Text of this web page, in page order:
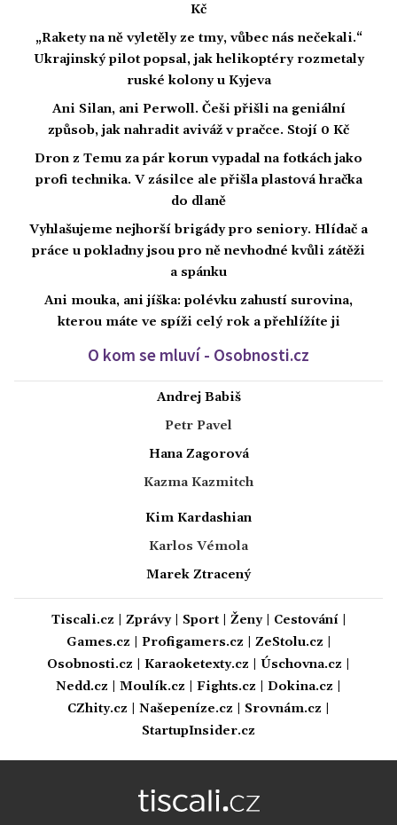
Kč
„Rakety na ně vyletěly ze tmy, vůbec nás nečekali.“
Ukrajinský pilot popsal, jak helikoptéry rozmetaly
ruské kolony u Kyjeva
Ani Silan, ani Perwoll. Češi přišli na geniální
způsob, jak nahradit aviváž v pračce. Stojí 0 Kč
Dron z Temu za pár korun vypadal na fotkách jako
profi technika. V zásilce ale přišla plastová hračka
do dlaně
Vyhlašujeme nejhorší brigády pro seniory. Hlídač a
práce u pokladny jsou pro ně nevhodné kvůli zátěži
a spánku
Ani mouka, ani jíška: polévku zahustí surovina,
kterou máte ve spíži celý rok a přehlížíte ji
O kom se mluví - Osobnosti.cz
Andrej Babiš
Petr Pavel
Hana Zagorová
Kazma Kazmitch
Kim Kardashian
Karlos Vémola
Marek Ztracený
Tiscali.cz Zprávy| Sport| Ženy| Cestování|
Games.cz
Profigamers.cz ZeStolu.cz
Osobnosti.cz
Karaoketexty.cz Úschovna.cz
Nedd.cz
Moulík.cz Fights.cz Dokina.cz
CZhity.cz
Našepeníze.cz Srovnám.cz
StartupInsider.cz